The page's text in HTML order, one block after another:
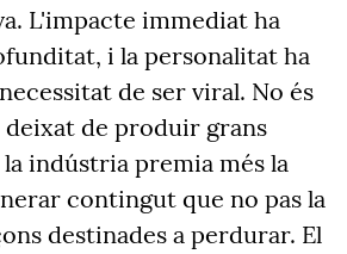
L'impacte immediat ha
i la personalitat ha
de ser viral. No és
deixat de produir grans
indústria premia més la
contingut que no pas la
destinades a perdurar. El